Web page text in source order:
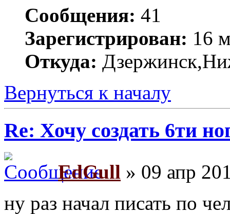
Сообщения: 41
Зарегистрирован: 16
Откуда:
Вернуться к началу
Re: Хочу создать 6ти
EdGull » 09 апр
ну раз начал писать по